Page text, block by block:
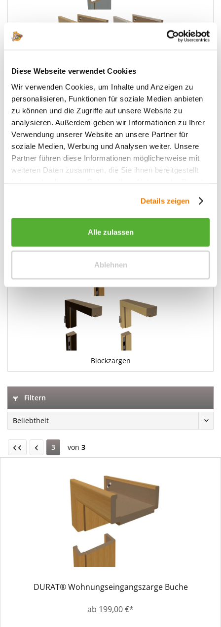
Diese Webseite verwendet Cookies
Wir verwenden Cookies, um Inhalte und Anzeigen zu
personalisieren, Funktionen für soziale Medien anbieten
zu können und die Zugriffe auf unsere Website zu
analysieren. Außerdem geben wir Informationen zu Ihrer
Verwendung unserer Website an unsere Partner für
soziale Medien, Werbung und Analysen weiter. Unsere
Partner führen diese Informationen möglicherweise mit
weiteren Daten zusammen, die Sie ihnen bereitgestellt
Details zeigen
Alle zulassen
Ablehnen
Wohnungseingang
Blendrahmen
Blockzargen
Filtern
3 von 3
DURAT® Wohnungseingangszarge Buche
ab 199,00 €*